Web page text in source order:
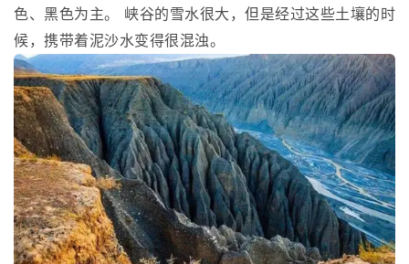
色、黑色为主。 峡谷的雪水很大，但是经过这些土壤的时
候，携带着泥沙水变得很混浊。